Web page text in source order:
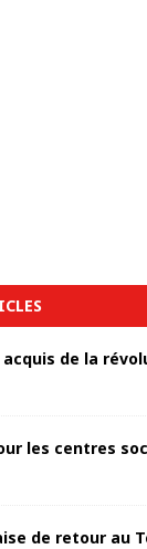
de la
les centres
de retour au